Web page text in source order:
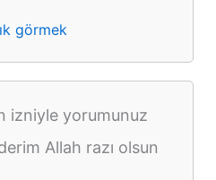
görmek
izniyle yorumunuz
Allah razı olsun